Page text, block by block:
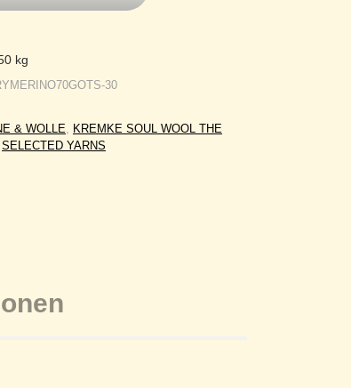
kg
30
& WOLLE
KREMKE SOUL WOOL THE
SELECTED YARNS